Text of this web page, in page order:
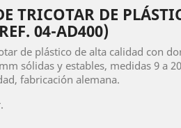
TRICOTAR DE
04-AD400)
de plástico de alta calidad con
sólidas y estables, medidas 9 a
fabricación alemana.